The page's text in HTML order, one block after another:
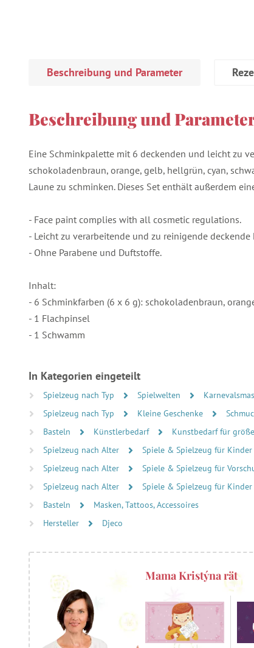
Beschreibung und Parameter
Beschreibung und
Eine Schminkpalette mit 6 deckenden und leicht zu
schokoladenbraun, orange, gelb, hellgrün, cyan,
Laune zu schminken. Dieses Set enthält außerdem
- Face paint complies with all cosmetic regulations.
- Leicht zu verarbeitende und zu reinigende deckende
- Ohne Parabene und Duftstoffe.
Inhalt:
- 6 Schminkfarben (6 x 6 g): schokoladenbraun,
- 1 Flachpinsel
- 1 Schwamm
In Kategorien eingeteilt
Spielzeug nach Typ Spielwelten
Spielzeug nach Typ
Kleine Geschenke
Basteln
Künstlerbedarf
Kunstbedarf für
Spielzeug nach Alter
Spiele & Spielzeug für Kinder
Spielzeug nach Alter
Spiele & Spielzeug für
Spielzeug nach Alter
Spiele & Spielzeug für Kinder
Basteln
Masken, Tattoos, Accessoires
Hersteller
Djeco
Mama Kristýna rät